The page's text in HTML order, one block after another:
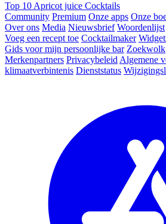
Top 10 Apricot juice Cocktails
Community Premium Onze apps Onze
Over ons Media Nieuwsbrief Woordenlijst
Voeg een recept toe Cocktailmaker
Gids voor mijn persoonlijke bar Zoekwolk
Merkenpartners Privacybeleid Algemene
klimaatverbintenis Dienststatus